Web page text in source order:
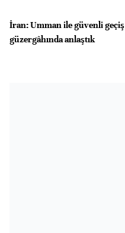
İran: Umman ile güvenli geçiş
güzergâhında anlaştık